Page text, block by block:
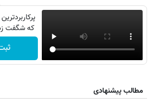
که شگفت
مطالب پیشنهادی